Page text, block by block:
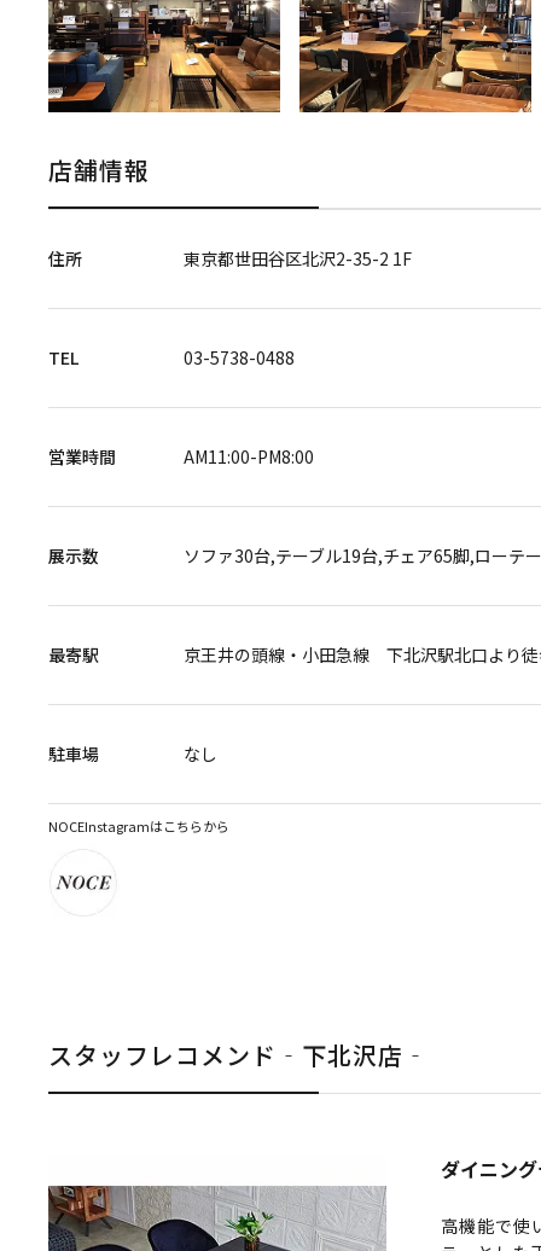
店舗情報
住所 東京都世田谷区北沢2-35-2 1F
TEL 03-5738-0488
営業時間 AM11:00-PM8:00
展示数 ソファ30台,テーブル19台,チェア65脚,ローテ
最寄駅 京王井の頭線・小田急線 下北沢駅北口より
駐車場 なし
NOCEInstagramはこちらから
スタッフレコメンド‐下北沢店‐
ダイニン
高機能で使